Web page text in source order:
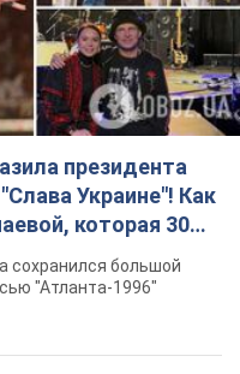
Олимпиады
сохранился большой
"Атланта-1996"
что